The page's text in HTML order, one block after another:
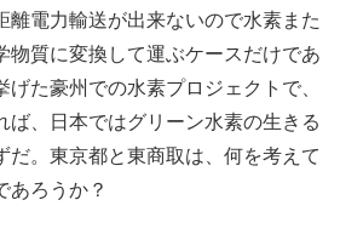
離電力輸送が出来ないので水素また
物質に変換して運ぶケースだけであ
げた豪州での水素プロジェクトで、
ば、日本ではグリーン水素の生きる
だ。東京都と東商取は、何を考えて
あろうか？